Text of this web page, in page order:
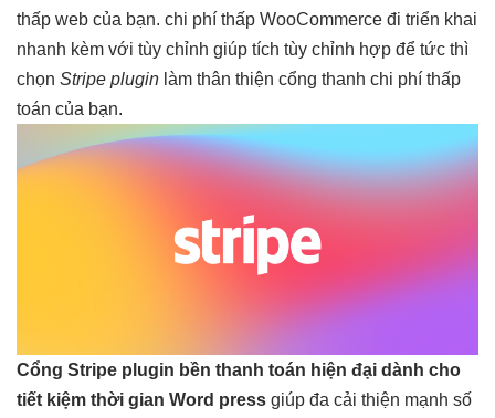
thấp web của bạn. chi phí thấp WooCommerce đi triển khai
nhanh kèm với tùy chỉnh giúp tích tùy chỉnh hợp để tức thì
chọn Stripe plugin làm thân thiện cổng thanh chi phí thấp
toán của bạn.
Cổng Stripe plugin bền thanh toán hiện đại dành cho
tiết kiệm thời gian Word press giúp đa cải thiện mạnh số